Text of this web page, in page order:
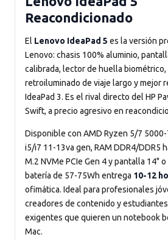
Reacondicionado
El Lenovo IdeaPad 5 es la versión
Lenovo: chasis 100% aluminio,
calibrada, lector de huella
retroiluminado de viaje largo y mejor
IdeaPad 3. Es el rival directo del HP
Swift, a precio agresivo en
Disponible con AMD Ryzen 5/7
i5/i7 11-13va gen, RAM DDR4/DDR5
M.2 NVMe PCIe Gen 4 y pantalla 14" o
batería de 57-75Wh entrega 10-12
ofimática. Ideal para profesionales
creadores de contenido y
exigentes que quieren un notebook
Mac.